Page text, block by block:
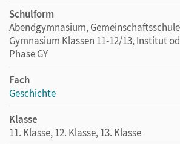
Schulform
Abendgymnasium,
Gymnasium Klassen 11-12/13, Institut
Phase GY
Fach
Geschichte
Klasse
11. Klasse, 12. Klasse, 13. Klasse